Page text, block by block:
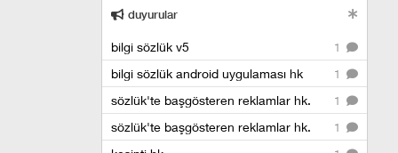
duyurular
1
bilgi sözlük v5
1
bilgi sözlük android uygulaması hk
1
sözlük'te başgösteren reklamlar hk.
1
sözlük'te başgösteren reklamlar hk.